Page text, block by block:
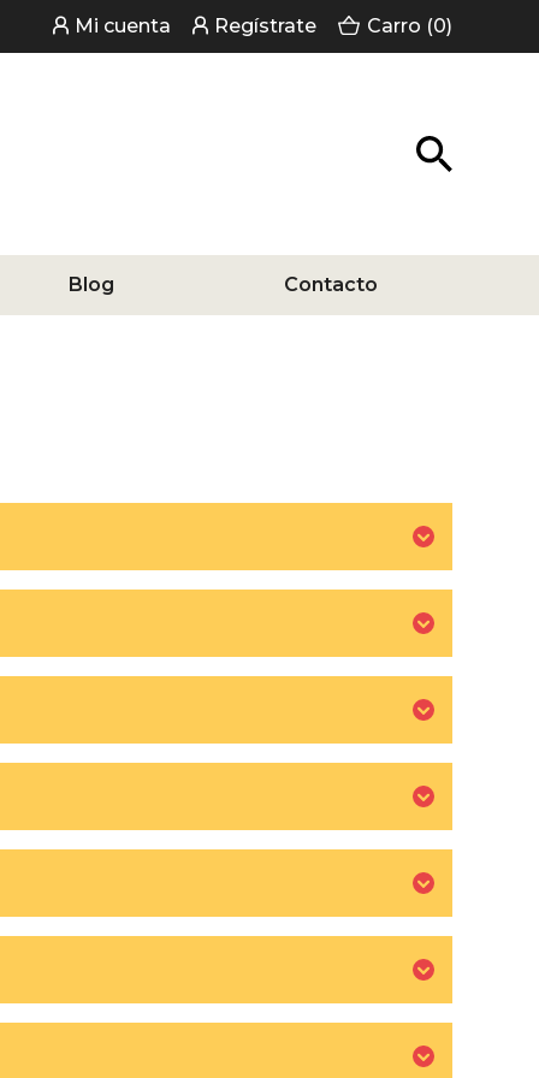
Mi cuenta Regístrate Carro (0)
Blog Contacto